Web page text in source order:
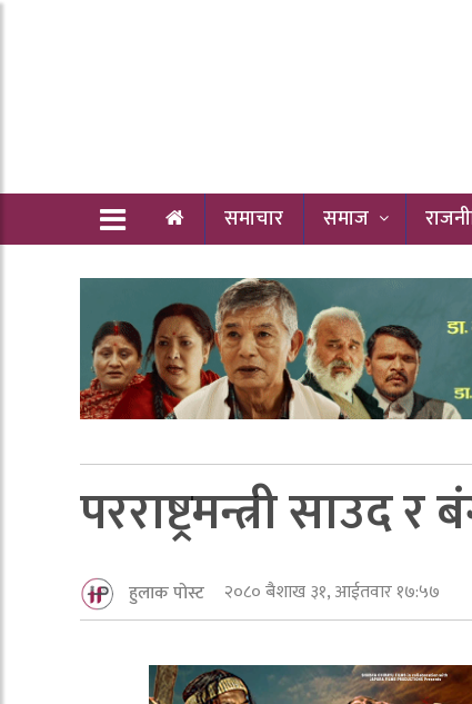
समाचार समाज
परराष्ट्रमन्त्री साउद
हुलाक पोस्ट २०८० बैशाख ३१, आईतवार १७:५७